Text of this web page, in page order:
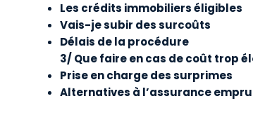
Les crédits immobiliers éligibles
Vais-je subir des surcoûts
Délais de la procédure
3/ Que faire en cas de coût trop
Prise en charge des surprimes
Alternatives à l’assurance